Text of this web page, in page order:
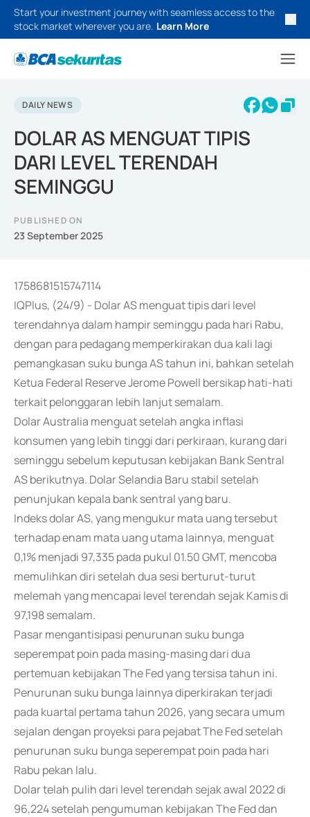
Start your investment journey with seamless access to the
stock market wherever you are. Learn More
DAILY NEWS
DOLAR AS MENGUAT TIPIS
DARI LEVEL TERENDAH
SEMINGGU
PUBLISHED ON
23 September 2025
1758681515747114
IQPlus, (24/9) - Dolar AS menguat tipis dari level
terendahnya dalam hampir seminggu pada hari Rabu,
dengan para pedagang memperkirakan dua kali lagi
pemangkasan suku bunga AS tahun ini, bahkan setelah
Ketua Federal Reserve Jerome Powell bersikap hati-hati
terkait pelonggaran lebih lanjut semalam.
Dolar Australia menguat setelah angka inflasi
konsumen yang lebih tinggi dari perkiraan, kurang dari
seminggu sebelum keputusan kebijakan Bank Sentral
AS berikutnya. Dolar Selandia Baru stabil setelah
penunjukan kepala bank sentral yang baru.
Indeks dolar AS, yang mengukur mata uang tersebut
terhadap enam mata uang utama lainnya, menguat
0,1% menjadi 97,335 pada pukul 01.50 GMT, mencoba
memulihkan diri setelah dua sesi berturut-turut
melemah yang mencapai level terendah sejak Kamis di
97,198 semalam.
Pasar mengantisipasi penurunan suku bunga
seperempat poin pada masing-masing dari dua
pertemuan kebijakan The Fed yang tersisa tahun ini.
Penurunan suku bunga lainnya diperkirakan terjadi
pada kuartal pertama tahun 2026, yang secara umum
sejalan dengan proyeksi para pejabat The Fed setelah
penurunan suku bunga seperempat poin pada hari
Rabu pekan lalu.
Dolar telah pulih dari level terendah sejak awal 2022 di
96,224 setelah pengumuman kebijakan The Fed dan